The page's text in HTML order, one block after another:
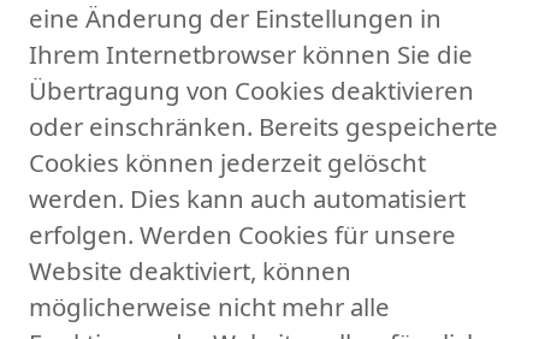
eine Änderung der Einstellungen in
Ihrem Internetbrowser können Sie die
Übertragung von Cookies deaktivieren
oder einschränken. Bereits gespeicherte
Cookies können jederzeit gelöscht
werden. Dies kann auch automatisiert
erfolgen. Werden Cookies für unsere
Website deaktiviert, können
möglicherweise nicht mehr alle